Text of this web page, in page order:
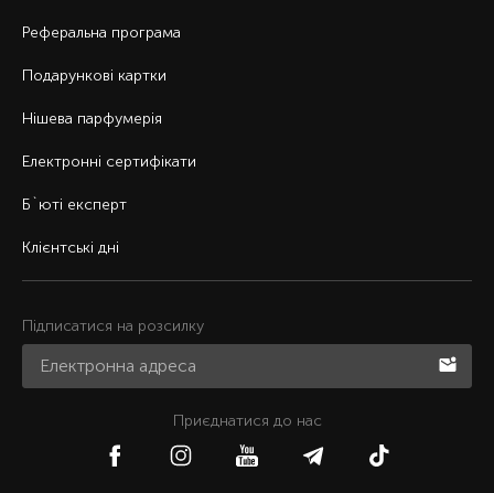
Реферальна програма
Подарункові картки
Нішева парфумерія
Електронні сертифікати
Б`юті експерт
Клієнтські дні
Підписатися на розсилку
Приєднатися до нас